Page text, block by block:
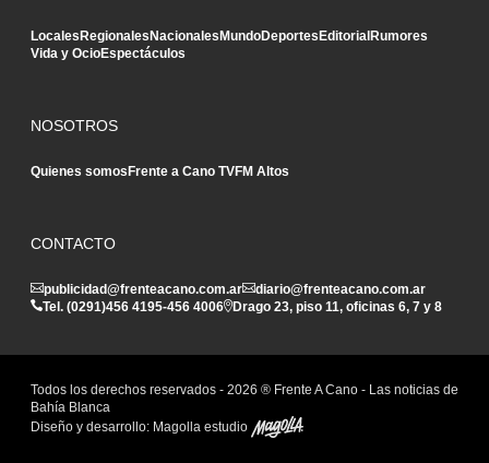
LocalesRegionalesNacionalesMundoDeportesEditorialRumores
Vida y OcioEspectáculos
NOSOTROS
Quienes somosFrente a Cano TVFM Altos
CONTACTO
publicidad@frenteacano.com.ar
diario@frenteacano.com.ar
Tel. (0291)456 4195-456 4006 Drago 23, piso 11, oficinas 6, 7 y 8
Todos los derechos reservados - 2026 ® Frente A Cano - Las noticias de
Bahía Blanca
Diseño y desarrollo: Magolla estudio